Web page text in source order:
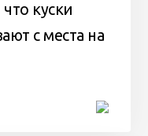
куски
с места на